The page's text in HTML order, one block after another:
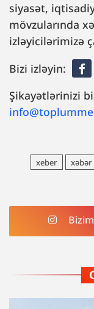
siyasət,
mövzularında
izləyicilərimizə
Bizi izləyin:
Şikayətlərinizi
xeber xəbər